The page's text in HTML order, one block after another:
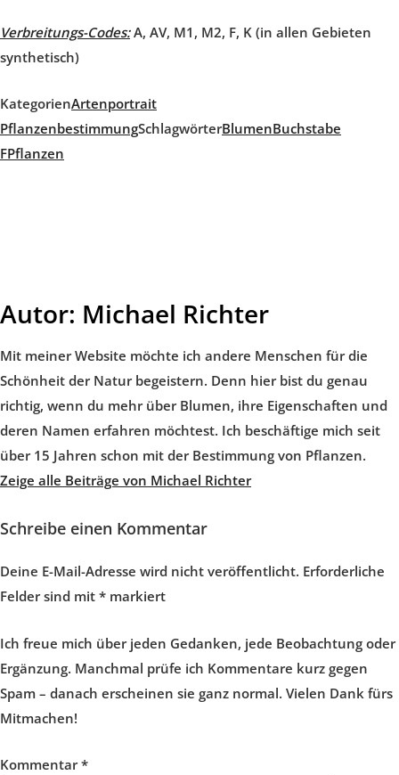
Verbreitungs-Codes:A, AV, M1, M2, F, K (in allen Gebieten
synthetisch)
KategorienArtenportrait
PflanzenbestimmungSchlagwörterBlumenBuchstabe
FPflanzen
Autor: Michael Richter
Mit meiner Website möchte ich andere Menschen für die
Schönheit der Natur begeistern. Denn hier bist du genau
richtig, wenn du mehr über Blumen, ihre Eigenschaften und
deren Namen erfahren möchtest. Ich beschäftige mich seit
über 15 Jahren schon mit der Bestimmung von Pflanzen.
Zeige alle Beiträge von Michael Richter
Schreibe einen Kommentar
Deine E-Mail-Adresse wird nicht veröffentlicht. Erforderliche
Felder sind mit * markiert
Ich freue mich über jeden Gedanken, jede Beobachtung oder
Ergänzung. Manchmal prüfe ich Kommentare kurz gegen
Spam – danach erscheinen sie ganz normal. Vielen Dank fürs
Mitmachen!
Kommentar*